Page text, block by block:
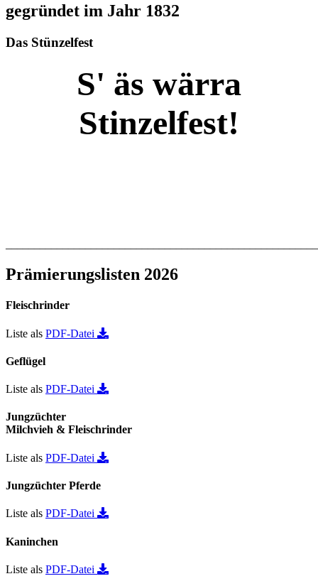
gegründet im Jahr 1832
Das Stünzelfest
S' äs wärra
Stinzelfest!
Prämierungslisten 2026
Fleischrinder
Liste als PDF-Datei
Geflügel
Liste als PDF-Datei
Jungzüchter
Milchvieh & Fleischrinder
Liste als PDF-Datei
Jungzüchter Pferde
Liste als PDF-Datei
Kaninchen
Liste als PDF-Datei